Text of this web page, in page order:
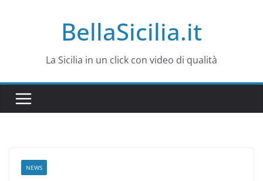
BellaSicilia.it
La Sicilia in un click con video di qualità
NEWS